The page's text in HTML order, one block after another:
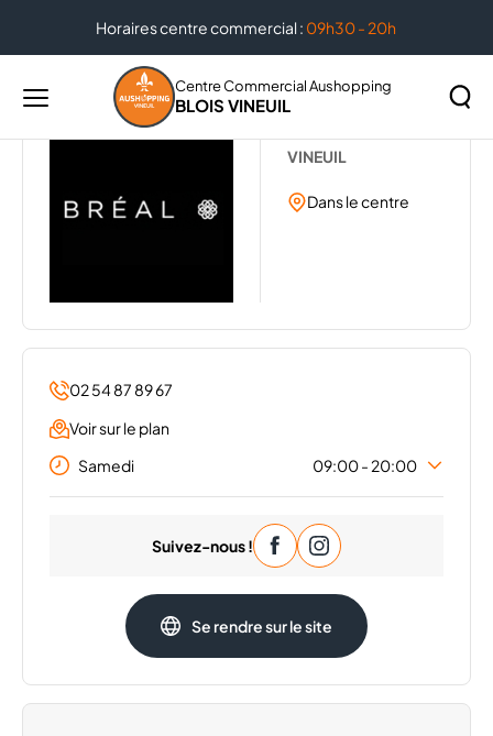
Horaires centre commercial : 09h30 - 20h
Menu
principal
Centre Commercial Aushopping
BLOIS VINEUIL
... BREAL
VINEUIL
Dans le centre
02 54 87 89 67
Voir sur le plan
Samedi
09:00 - 20:00
09:00 - 20:00
09:00 - 20:00
09:00 - 20:00
Vendredi
09:00 - 20:00
Suivez-nous !
Se rendre sur le site